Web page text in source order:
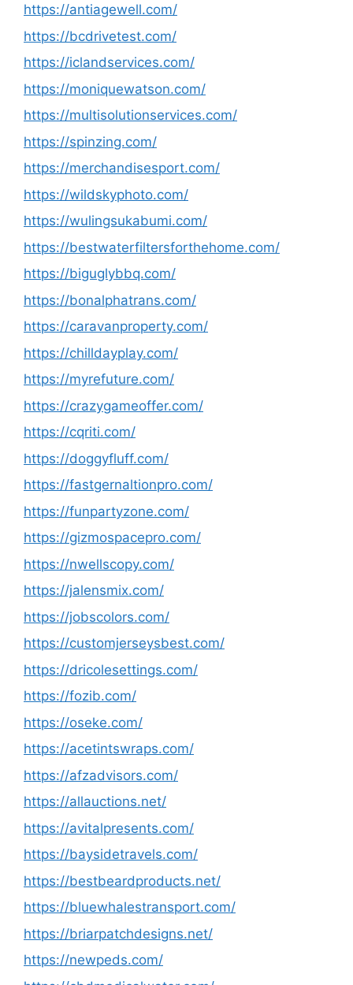
https://antiagewell.com/
https://bcdrivetest.com/
https://iclandservices.com/
https://moniquewatson.com/
https://multisolutionservices.com/
https://spinzing.com/
https://merchandisesport.com/
https://wildskyphoto.com/
https://wulingsukabumi.com/
https://bestwaterfiltersforthehome.com/
https://biguglybbq.com/
https://bonalphatrans.com/
https://caravanproperty.com/
https://chilldayplay.com/
https://myrefuture.com/
https://crazygameoffer.com/
https://cqriti.com/
https://doggyfluff.com/
https://fastgernaltionpro.com/
https://funpartyzone.com/
https://gizmospacepro.com/
https://nwellscopy.com/
https://jalensmix.com/
https://jobscolors.com/
https://customjerseysbest.com/
https://dricolesettings.com/
https://fozib.com/
https://oseke.com/
https://acetintswraps.com/
https://afzadvisors.com/
https://allauctions.net/
https://avitalpresents.com/
https://baysidetravels.com/
https://bestbeardproducts.net/
https://bluewhalestransport.com/
https://briarpatchdesigns.net/
https://newpeds.com/